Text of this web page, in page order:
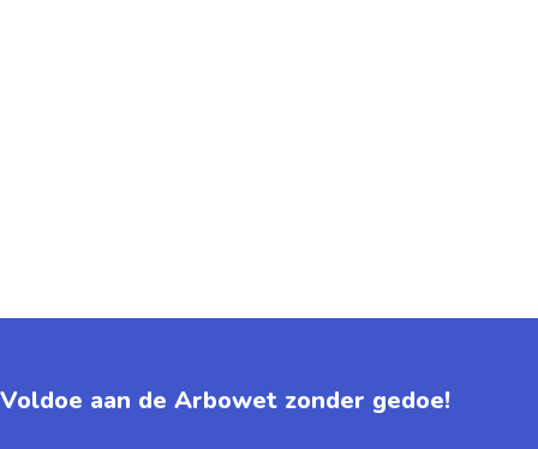
Voldoe aan de Arbowet zonder gedoe!